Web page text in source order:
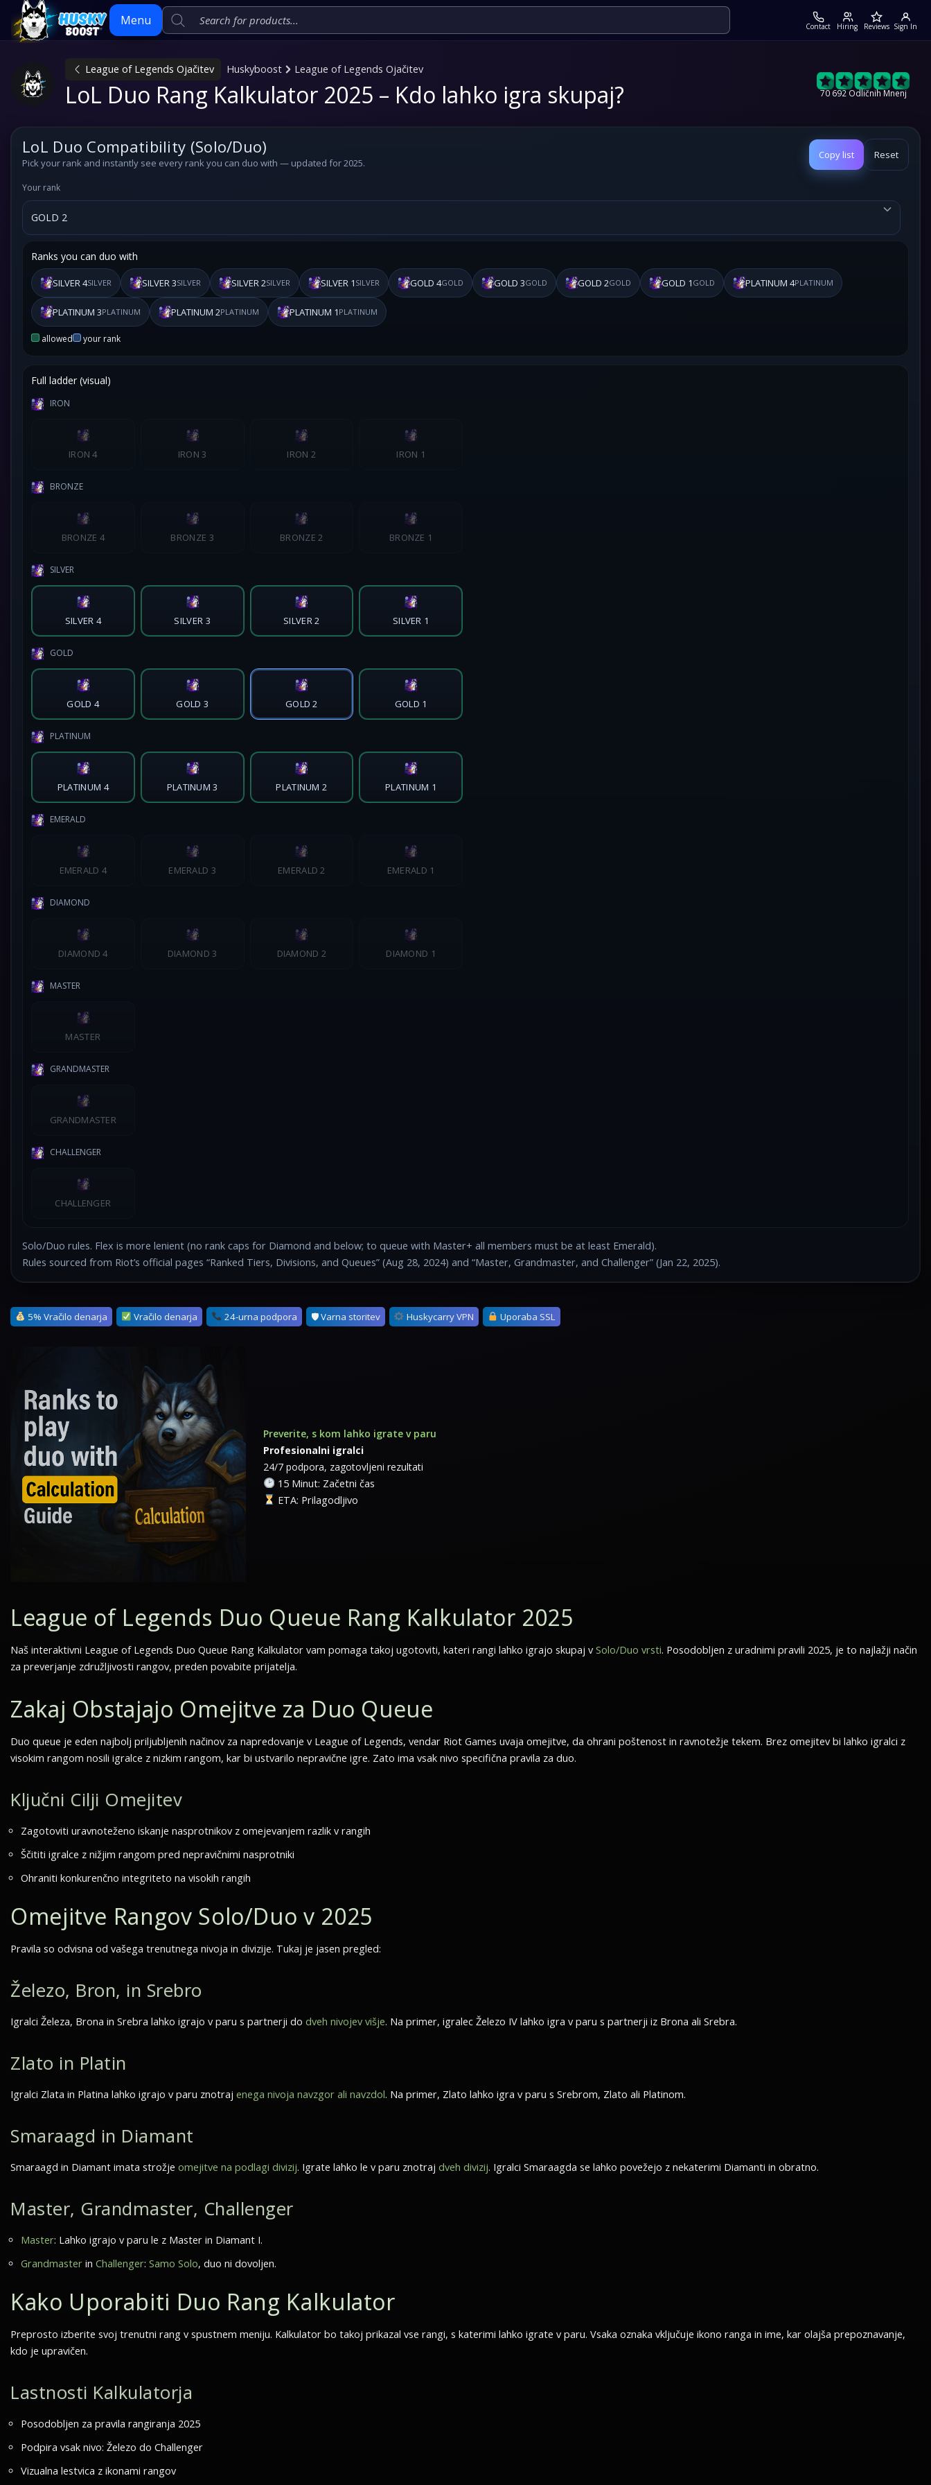
Menu Contact Hiring Reviews Sign In
Skip
League of Legends Ojačitev Huskyboost League of Legends Ojačitev
LoL Duo Rang Kalkulator 2025 – Kdo lahko igra skupaj? 70 692 Odličnih Mnenj
LoL Duo Compatibility (Solo/Duo)
Pickyour rank and instantly see every rank you can duo with — updated for 2025.
Copy list Reset
Your rank
Ranks you can duo with
SILVER 4SILVER SILVER 3SILVER SILVER 2SILVER SILVER 1 SILVER GOLD 4GOLD GOLD 3GOLD GOLD 2GOLD GOLD 1 GOLD PLATINUM 4PLATINUM
PLATINUM 3PLATINUM PLATINUM 2PLATINUM PLATINUM 1 PLATINUM
allowed your rank
Full ladder (visual)
IRON
IRON 4 IRON 3 IRON 2 IRON 1
BRONZE
BRONZE 4 BRONZE 3 BRONZE 2 BRONZE 1
SILVER
SILVER 4 SILVER 3 SILVER 2 SILVER 1
GOLD
GOLD 4 GOLD 3 GOLD 2 GOLD 1
PLATINUM
PLATINUM 4 PLATINUM 3 PLATINUM 2 PLATINUM 1
EMERALD
EMERALD 4 EMERALD 3 EMERALD 2 EMERALD 1
DIAMOND
DIAMOND 4 DIAMOND 3 DIAMOND 2 DIAMOND 1
MASTER
MASTER
GRANDMASTER
GRANDMASTER
CHALLENGER
CHALLENGER
Solo/Duo rules. Flex is more lenient (no rank caps for Diamond and below; to queue with Master+ all members must be at least Emerald).
Rules sourced from Riot’s official pages “Ranked Tiers, Divisions, and Queues” (Aug 28, 2024) and “Master, Grandmaster, and Challenger” (Jan 22, 2025).
5% Vračilo denarja Vračilo denarja 24-urna podpora 🛡 Varna storitev Huskycarry VPN Uporaba SSL
Preverite, s kom lahko igrate v paru
Profesionalni igralci
24/7 podpora, zagotovljeni rezultati
15 Minut: Začetni čas
ETA: Prilagodljivo
League of Legends Duo Queue Rang Kalkulator 2025
Naš interaktivni League of Legends Duo Queue Rang Kalkulator vam pomaga takoj ugotoviti, kateri rangi lahko igrajo skupaj v Solo/Duo vrsti. Posodobljen z uradnimi pravili 2025, je to najlažji način
za preverjanje združljivosti rangov, preden povabite prijatelja.
Zakaj Obstajajo Omejitve za Duo Queue
Duo queue je eden najbolj priljubljenih načinov za napredovanje v League of Legends, vendar Riot Games uvaja omejitve, da ohrani poštenost in ravnotežje tekem. Brez omejitev bi lahko igralci z
visokim rangom nosili igralce z nizkim rangom, kar bi ustvarilo nepravične igre. Zato ima vsak nivo specifična pravila za duo.
Ključni Cilji Omejitev
Zagotoviti uravnoteženo iskanje nasprotnikov z omejevanjem razlik v rangih
Ščititi igralce z nižjim rangom pred nepravičnimi nasprotniki
Ohraniti konkurenčno integriteto na visokih rangih
Omejitve Rangov Solo/Duo v 2025
Pravila so odvisna od vašega trenutnega nivoja in divizije. Tukaj je jasen pregled:
Železo, Bron, in Srebro
Igralci Železa, Brona in Srebra lahko igrajo v paru s partnerji do dveh nivojev višje. Na primer, igralec Železo IV lahko igra v paru s partnerji iz Brona ali Srebra.
Zlato in Platin
Igralci Zlata in Platina lahko igrajo v paru znotraj enega nivoja navzgor ali navzdol. Na primer, Zlato lahko igra v paru s Srebrom, Zlato ali Platinom.
Smaraagd in Diamant
Smaraagd in Diamant imata strožje omejitve na podlagi divizij. Igrate lahko le v paru znotraj dveh divizij. Igralci Smaraagda se lahko povežejo z nekaterimi Diamanti in obratno.
Master, Grandmaster, Challenger
Master: Lahko igrajo v paru le z Master in Diamant I.
Grandmaster in Challenger: Samo Solo, duo ni dovoljen.
Kako Uporabiti Duo Rang Kalkulator
Preprosto izberite svoj trenutni rang v spustnem meniju. Kalkulator bo takoj prikazal vse rangi, s katerimi lahko igrate v paru. Vsaka oznaka vključuje ikono ranga in ime, kar olajša prepoznavanje,
kdo je upravičen.
Lastnosti Kalkulatorja
Posodobljen za pravila rangiranja 2025
Podpira vsak nivo: Železo do Challenger
Vizualna lestvica z ikonami rangov